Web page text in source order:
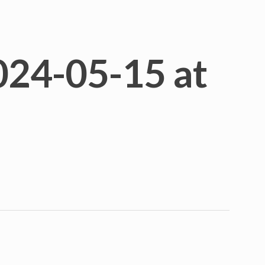
05-15 at